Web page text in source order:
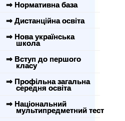
⇒ Нормативна база
⇒ Дистанційна освіта
⇒ Нова українська
школа
⇒ Вступ до першого
класу
⇒ Профільна загальна
середня освіта
⇒ Національний
мультипредметний тест